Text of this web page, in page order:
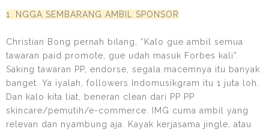
1. NGGA SEMBARANG AMBIL SPONSOR
Christian Bong pernah bilang, “Kalo gue ambil semua
tawaran paid promote, gue udah masuk Forbes kali”.
Saking tawaran PP, endorse, segala macemnya itu banyak
banget. Ya iyalah, followers Indomusikgram itu 1 juta loh.
Dan kalo kita liat, beneran clean dari PP PP
skincare/pemutih/e-commerce. IMG cuma ambil yang
relevan dan nyambung aja. Kayak kerjasama jingle, atau